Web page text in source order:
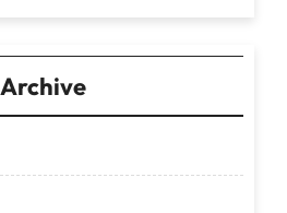
Archive